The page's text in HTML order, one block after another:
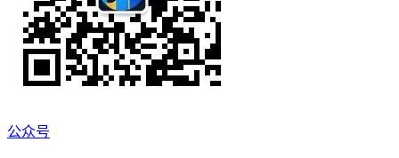
公众号